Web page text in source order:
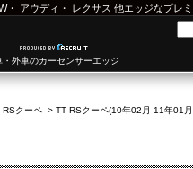
・ アウディ ・ レクサス 他エッジなプレ
外車のカーセンサーエッジ
クーペ > TT RSクーペ(10年02月-11年01